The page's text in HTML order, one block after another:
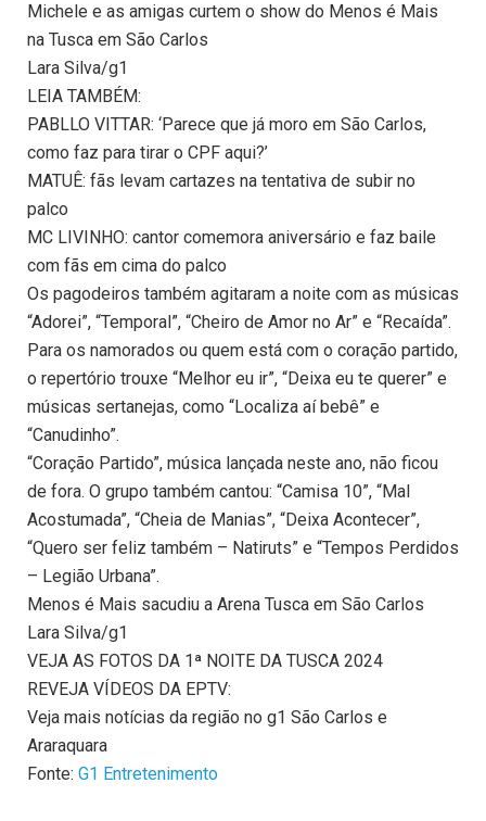
Michele e as amigas curtem o show do Menos é Mais
na Tusca em São Carlos
Lara Silva/g1
LEIA TAMBÉM:
PABLLO VITTAR: ‘Parece que já moro em São Carlos,
como faz para tirar o CPF aqui?’
MATUÊ: fãs levam cartazes na tentativa de subir no
palco
MC LIVINHO: cantor comemora aniversário e faz baile
com fãs em cima do palco
Os pagodeiros também agitaram a noite com as músicas
“Adorei”, “Temporal”, “Cheiro de Amor no Ar” e “Recaída”.
Para os namorados ou quem está com o coração partido,
o repertório trouxe “Melhor eu ir”, “Deixa eu te querer” e
músicas sertanejas, como “Localiza aí bebê” e
“Canudinho”.
“Coração Partido”, música lançada neste ano, não ficou
de fora. O grupo também cantou: “Camisa 10”, “Mal
Acostumada”, “Cheia de Manias”, “Deixa Acontecer”,
“Quero ser feliz também – Natiruts” e “Tempos Perdidos
– Legião Urbana”.
Menos é Mais sacudiu a Arena Tusca em São Carlos
Lara Silva/g1
VEJA AS FOTOS DA 1ª NOITE DA TUSCA 2024
REVEJA VÍDEOS DA EPTV:
Veja mais notícias da região no g1 São Carlos e
Araraquara
Fonte: G1 Entretenimento